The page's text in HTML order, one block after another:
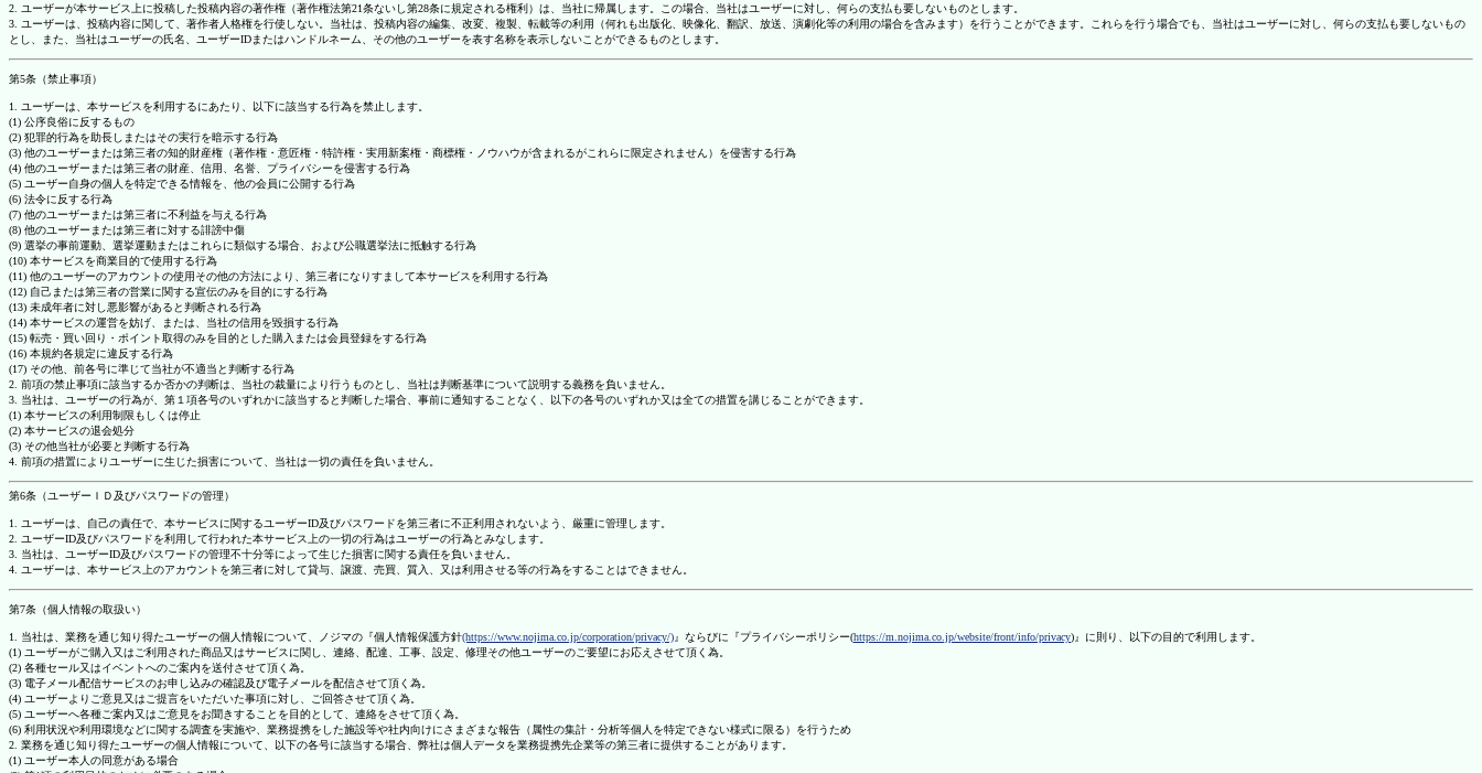
2. ユーザーが本サービス上に投稿した投稿内容の著作権（著作権法第21条ないし第28条に規定される権利）は、当社に帰属します。この場合、当社はユーザーに対し、何らの支払も要しないものとします。
3. ユーザーは、投稿内容に関して、著作者人格権を行使しない。当社は、投稿内容の編集、改変、複製、転載等の利用（何れも出版化、映像化、翻訳、放送、演劇化等の利用の場合を含みます）を行うことができます。これらを行う場合でも、当社はユーザーに対し、何らの支払も要しないもの
とし、また、当社はユーザーの氏名、ユーザーIDまたはハンドルネーム、その他のユーザーを表す名称を表示しないことができるものとします。
第5条（禁止事項）
1. ユーザーは、本サービスを利用するにあたり、以下に該当する行為を禁止します。
(1) 公序良俗に反するもの
(2) 犯罪的行為を助長しまたはその実行を暗示する行為
(3) 他のユーザーまたは第三者の知的財産権（著作権・意匠権・特許権・実用新案権・商標権・ノウハウが含まれるがこれらに限定されません）を侵害する行為
(4) 他のユーザーまたは第三者の財産、信用、名誉、プライバシーを侵害する行為
(5) ユーザー自身の個人を特定できる情報を、他の会員に公開する行為
(6) 法令に反する行為
(7) 他のユーザーまたは第三者に不利益を与える行為
(8) 他のユーザーまたは第三者に対する誹謗中傷
(9) 選挙の事前運動、選挙運動またはこれらに類似する場合、および公職選挙法に抵触する行為
(10) 本サービスを商業目的で使用する行為
(11) 他のユーザーのアカウントの使用その他の方法により、第三者になりすまして本サービスを利用する行為
(12) 自己または第三者の営業に関する宣伝のみを目的にする行為
(13) 未成年者に対し悪影響があると判断される行為
(14) 本サービスの運営を妨げ、または、当社の信用を毀損する行為
(15) 転売・買い回り・ポイント取得のみを目的とした購入または会員登録をする行為
(16) 本規約各規定に違反する行為
(17) その他、前各号に準じて当社が不適当と判断する行為
2. 前項の禁止事項に該当するか否かの判断は、当社の裁量により行うものとし、当社は判断基準について説明する義務を負いません。
3. 当社は、ユーザーの行為が、第１項各号のいずれかに該当すると判断した場合、事前に通知することなく、以下の各号のいずれか又は全ての措置を講じることができます。
(1) 本サービスの利用制限もしくは停止
(2) 本サービスの退会処分
(3) その他当社が必要と判断する行為
4. 前項の措置によりユーザーに生じた損害について、当社は一切の責任を負いません。
第6条（ユーザーＩＤ及びパスワードの管理）
1. ユーザーは、自己の責任で、本サービスに関するユーザーID及びパスワードを第三者に不正利用されないよう、厳重に管理します。
2. ユーザーID及びパスワードを利用して行われた本サービス上の一切の行為はユーザーの行為とみなします。
3. 当社は、ユーザーID及びパスワードの管理不十分等によって生じた損害に関する責任を負いません。
4. ユーザーは、本サービス上のアカウントを第三者に対して貸与、譲渡、売買、質入、又は利用させる等の行為をすることはできません。
第7条（個人情報の取扱い）
1. 当社は、業務を通じ知り得たユーザーの個人情報について、ノジマの『個人情報保護方針(https://www.nojima.co.jp/corporation/privacy/)』ならびに『プライバシーポリシー(https://m.nojima.co.jp/website/front/info/privacy)』に則り、以下の目的で利用します。
(1) ユーザーがご購入又はご利用された商品又はサービスに関し、連絡、配達、工事、設定、修理その他ユーザーのご要望にお応えさせて頂く為。
(2) 各種セール又はイベントへのご案内を送付させて頂く為。
(3) 電子メール配信サービスのお申し込みの確認及び電子メールを配信させて頂く為。
(4) ユーザーよりご意見又はご提言をいただいた事項に対し、ご回答させて頂く為。
(5) ユーザーへ各種ご案内又はご意見をお聞きすることを目的として、連絡をさせて頂く為。
(6) 利用状況や利用環境などに関する調査を実施や、業務提携をした施設等や社内向けにさまざまな報告（属性の集計・分析等個人を特定できない様式に限る）を行うため
2. 業務を通じ知り得たユーザーの個人情報について、以下の各号に該当する場合、弊社は個人データを業務提携先企業等の第三者に提供することがあります。
(1) ユーザー本人の同意がある場合